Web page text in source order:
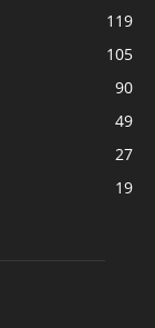
119
105
90
49
27
19